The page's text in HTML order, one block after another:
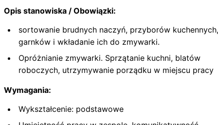
Opis stanowiska / Obowiązki:
sortowanie brudnych naczyń, przyborów kuchennych,
garnków i wkładanie ich do zmywarki.
Opróżnianie zmywarki. Sprzątanie kuchni, blatów
roboczych, utrzymywanie porządku w miejscu pracy
Wymagania:
Wykształcenie: podstawowe